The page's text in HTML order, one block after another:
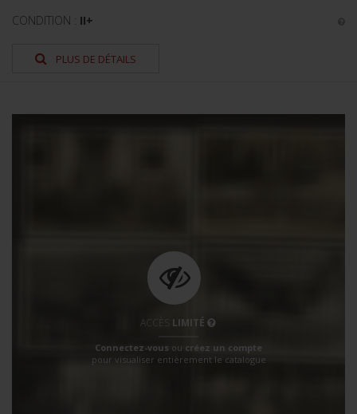
CONDITION : II+
PLUS DE DÉTAILS
ACCÈS LIMITÉ
Connectez-vous ou créez un compte
pour visualiser entièrement le catalogue